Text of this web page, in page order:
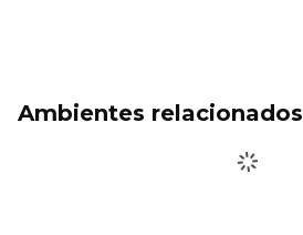
Ambientes relacionados